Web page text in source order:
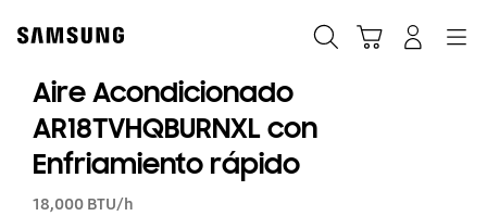
content
Aire Acondicionado
AR18TVHQBURNXL con
Enfriamiento rápido
18,000 BTU/h